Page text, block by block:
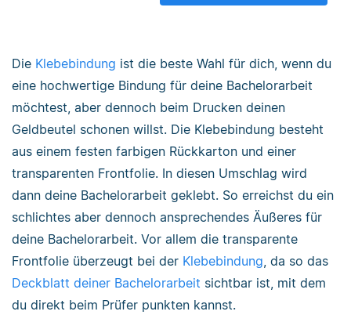
Die Klebebindung ist die beste Wahl für dich, wenn du
eine hochwertige Bindung für deine Bachelorarbeit
möchtest, aber dennoch beim Drucken deinen
Geldbeutel schonen willst. Die Klebebindung besteht
aus einem festen farbigen Rückkarton und einer
transparenten Frontfolie. In diesen Umschlag wird
dann deine Bachelorarbeit geklebt. So erreichst du ein
schlichtes aber dennoch ansprechendes Äußeres für
deine Bachelorarbeit. Vor allem die transparente
Frontfolie überzeugt bei der Klebebindung, da so das
Deckblatt deiner Bachelorarbeit sichtbar ist, mit dem
du direkt beim Prüfer punkten kannst.